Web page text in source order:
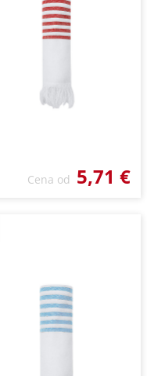
Cena od 5,71 €